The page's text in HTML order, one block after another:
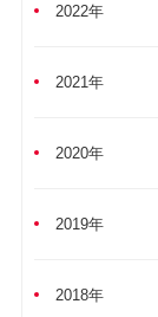
2022年
2021年
2020年
2019年
2018年